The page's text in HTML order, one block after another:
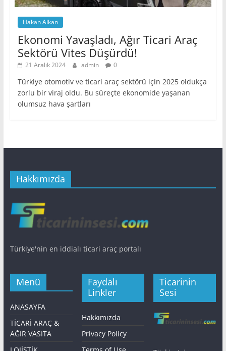
Hakan Alkan
Ekonomi Yavaşladı, Ağır Ticari Araç
Sektörü Vites Düşürdü!
21 Aralık 2024 admin 0
Türkiye otomotiv ve ticari araç sektörü için 2025 oldukça
zorlu bir viraj oldu. Bu süreçte ekonomide yaşanan
olumsuz hava şartları
Hakkımızda
Türkiye'nin en iddialı ticari araç portalı
Menü
ANASAYFA
TİCARİ ARAÇ &
AĞIR VASITA
Faydalı
Linkler
Hakkımızda
Privacy Policy
Ticarinin
Sesi